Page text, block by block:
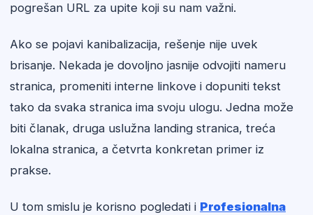
pogrešan URL za upite koji su nam važni.
Ako se pojavi kanibalizacija, rešenje nije uvek
brisanje. Nekada je dovoljno jasnije odvojiti nameru
stranica, promeniti interne linkove i dopuniti tekst
tako da svaka stranica ima svoju ulogu. Jedna može
biti članak, druga uslužna landing stranica, treća
lokalna stranica, a četvrta konkretan primer iz
prakse.
U tom smislu je korisno pogledati i Profesionalna